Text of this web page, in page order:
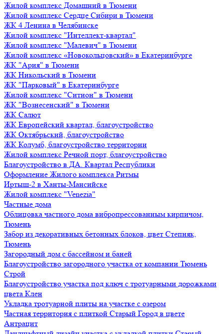
Жилой комплекс Домашний в Тюмени
Жилой комплекс Сердце Сибири в Тюмени
ЖК 4 Ленина в Челябинске
Жилой комплекс "Интеллект-квартал"
Жилой комплекс "Малевич" в Тюмени
Жилой комплекс «Новокольцовский» в Екатеринбурге
ЖК "Ария" в Тюмени
ЖК Никольский в Тюмени
ЖК "Парковый" в Екатеринбурге
Жилой комплекс "Ситион" в Тюмени
ЖК "Вознесенский" в Тюмени
ЖК Салют
ЖК Европейский квартал, благоустройство
ЖК Октябрьский, благоустройство
ЖК Колумб, благоустройство территории
Жилой комплекс Речной порт, благоустройство
Благоустройство в ДА. Квартал Республики
Оформление Жилого комплекса Ритмы
Иртыш-2 в Ханты-Мансийске
Жилой комплекс "Venezia"
Частные дома
Облицовка частного дома вибропрессованным кирпичом,
Тюмень
Забор из декоративных бетонных блоков, цвет Степняк,
Тюмень
Загородный дом с бассейном и баней
Благоустройство загородного участка от компании Тюмень
Строй
Благоустройство участка под ключ с тротуарными дорожками
цвета Клен
Укладка тротуарной плиты на участке с озером
Частная территория с плиткой Старый Город в цвете
Антрацит